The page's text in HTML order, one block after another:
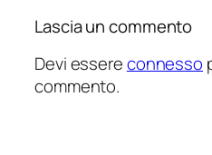
Lascia un commento
Devi essereconnesso
commento.